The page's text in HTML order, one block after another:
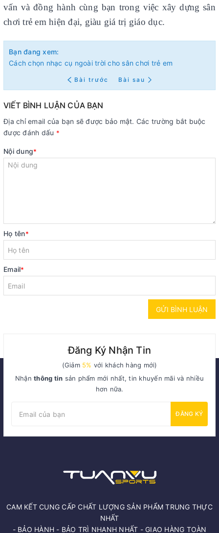
vấn và đồng hành cùng bạn trong việc xây dựng sân
chơi trẻ em hiện đại, giàu giá trị giáo dục.
Bạn đang xem:
Cách chọn nhạc cụ ngoài trời cho sân chơi trẻ em
Bài trước Bài sau
VIẾT BÌNH LUẬN CỦA BẠN
Địa chỉ email của bạn sẽ được bảo mật. Các trường bắt buộc
được đánh dấu *
Nội dung*
Họ tên*
Email*
GỬI BÌNH LUẬN
Đăng Ký Nhận Tin
(Giảm 5% với khách hàng mới)
Nhậnthông tin sản phẩm mới nhất, tin khuyến mãi và nhiều
hơn nữa.
ĐĂNG KÝ
CAM KẾT CUNG CẤP CHẤT LƯỢNG SẢN PHẨM TRUNG THỰC
NHẤT
- BẢO HÀNH - BẢO TRÌ NHANH NHẤT - GIAO HÀNG TOÀN